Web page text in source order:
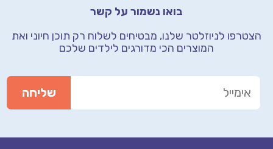
בואו נשמור על קשר
הצטרפו לניוזלטר שלנו, מבטיחים לשלוח רק תוכן חיוניואת
המוצרים הכי מדורגים לילדים שלכם